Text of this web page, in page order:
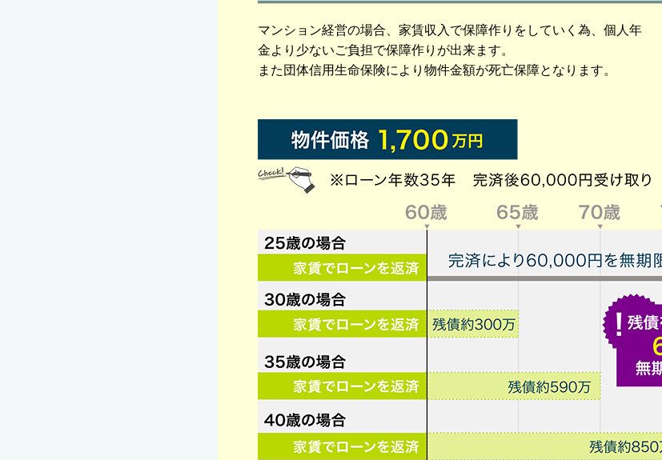
マンション経営の場合、家賃収入で保障作りをしていく為、個人年
金より少ないご負担で保障作りが出来ます。
また団体信用生命保険により物件金額が死亡保障となります。